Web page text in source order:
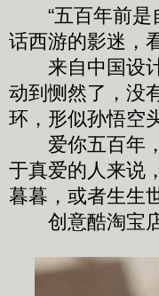
“五百年前是
话西游的影迷，
来自中国设计
动到恻然了，没
环，形似孙悟空
爱你五百年，
于真爱的人来说
暮暮，或者生生
创意酷淘宝店